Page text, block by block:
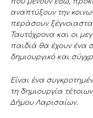
αναπτύξουν την
περάσουν
Ταυτόχρονα και οι
παιδιά θα έχουν ένα
δημιουργικό και
Είναι ένα
τη δημιουργία
Δήμου Λαρισαίων.